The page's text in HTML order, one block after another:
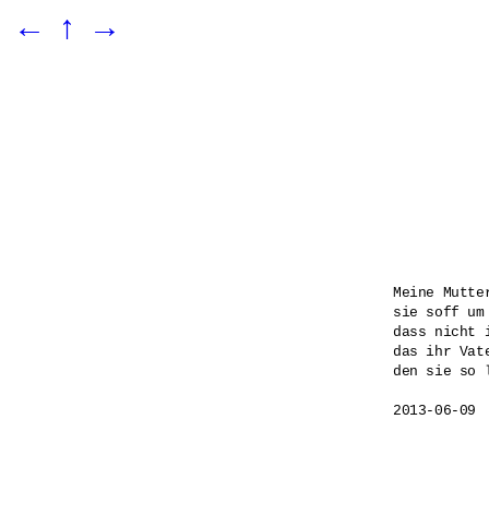
← ↑ →
Meine
sie soff
dass nicht
das ihr
den sie so